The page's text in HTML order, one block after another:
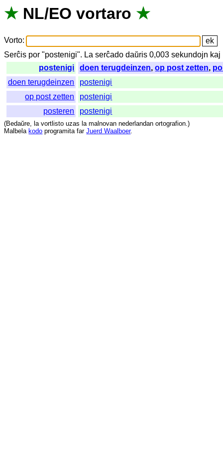
★ NL/EO vortaro ★
Vorto:
Serĉis por "postenigi". La serĉado daŭris 0,003sekundojn kaj
postenigi
doen terugdeinzen,op post zetten,
doen terugdeinzen
postenigi
op post zetten
postenigi
posteren
postenigi
(Bedaŭre, la vortlisto uzas la malnovan nederlandan ortografion.)
Malbela kodo programita far Juerd Waalboer.